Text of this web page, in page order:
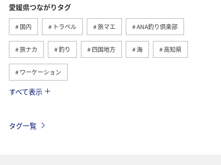
愛媛県つながりタグ
国内 トラベル 旅マエ ANA釣り倶楽部
旅ナカ 釣り 四国地方 海 高知県
ワーケーション
冬 趣味
すべて表示
タグ一覧